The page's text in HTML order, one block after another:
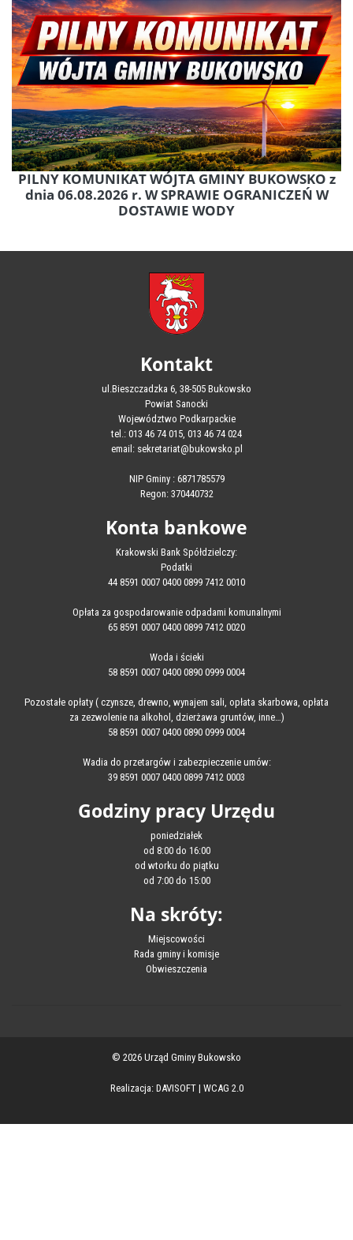
PILNY KOMUNIKAT WÓJTA GMINY BUKOWSKO z
dnia 06.08.2026 r. W SPRAWIE OGRANICZEŃ W
DOSTAWIE WODY
Kontakt
ul.Bieszczadzka 6, 38-505 Bukowsko
Powiat Sanocki
Województwo Podkarpackie
tel.: 013 46 74 015, 013 46 74 024
email: sekretariat@bukowsko.pl
NIP Gminy : 6871785579
Regon: 370440732
Konta bankowe
Krakowski Bank Spółdzielczy:
Podatki
44 8591 0007 0400 0899 7412 0010
Opłata za gospodarowanie odpadami komunalnymi
65 8591 0007 0400 0899 7412 0020
Woda i ścieki
58 8591 0007 0400 0890 0999 0004
Pozostałe opłaty ( czynsze, drewno, wynajem sali, opłata skarbowa, opłata
za zezwolenie na alkohol, dzierżawa gruntów, inne…)
58 8591 0007 0400 0890 0999 0004
Wadia do przetargów i zabezpieczenie umów:
39 8591 0007 0400 0899 7412 0003
Godziny pracy Urzędu
poniedziałek
od 8:00 do 16:00
od wtorku do piątku
od 7:00 do 15:00
Na skróty:
Miejscowości
Rada gminy i komisje
Obwieszczenia
© 2026 Urząd Gminy Bukowsko
Realizacja: DAVISOFT| WCAG 2.0